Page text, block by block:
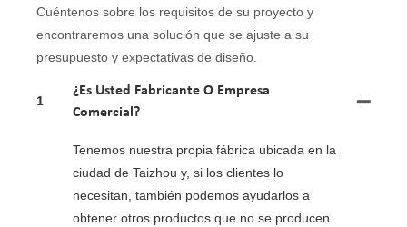
Cuéntenos sobre los requisitos de su proyecto y
encontraremos una solución que se ajuste a su
presupuesto y expectativas de diseño.
1
¿Es Usted Fabricante O Empresa
Comercial?
Tenemos nuestra propia fábrica ubicada en la
ciudad de Taizhou y, si los clientes lo
necesitan, también podemos ayudarlos a
obtener otros productos que no se producen